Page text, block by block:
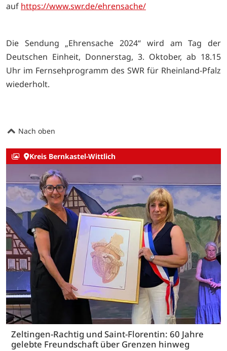
auf https://www.swr.de/ehrensache/
Die Sendung „Ehrensache 2024“ wird am Tag der
Deutschen Einheit, Donnerstag, 3. Oktober, ab 18.15
Uhr im Fernsehprogramm des SWR für Rheinland-Pfalz
wiederholt.
Nach oben
Kreis Bernkastel-Wittlich
Zeltingen-Rachtig und Saint-Florentin: 60 Jahre
gelebte Freundschaft über Grenzen hinweg